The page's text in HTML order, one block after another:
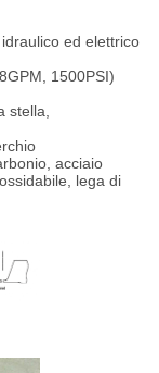
ed elettrico
1500PSI)
stella,
acciaio
lega di